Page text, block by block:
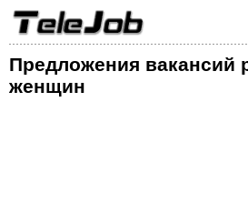
Предложения вакансий
женщин